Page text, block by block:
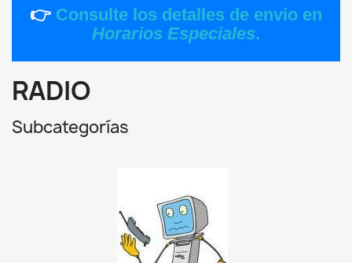
👉 Consulte los detalles de envio en
Horarios Especiales.
RADIO
Subcategorías